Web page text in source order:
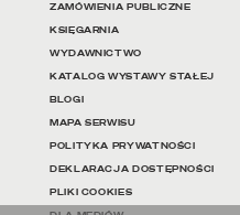
ZAMÓWIENIA PUBLICZNE
KSIĘGARNIA
WYDAWNICTWO
KATALOG WYSTAWY STAŁEJ
BLOGI
MAPA SERWISU
POLITYKA PRYWATNOŚCI
DEKLARACJA DOSTĘPNOŚCI
PLIKI COOKIES